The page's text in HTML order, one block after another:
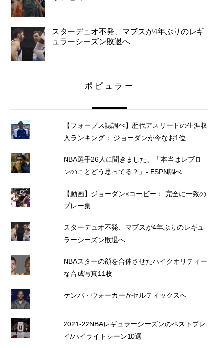
スターデュオ不発、マブスが4年ぶりのレギ
ュラーシーズン敗退へ
ポピュラー
【フォーブス誌調べ】歴代アスリートの生涯収
入ランキング： ジョーダンが今なお1位
NBA選手26人に聞きました、「本当はレブロ
ンのことどう思ってる？」- ESPN調べ
【動画】ジョーダン×コービー： 完全に一致の
プレー集
スターデュオ不発、マブスが4年ぶりのレギュ
ラーシーズン敗退へ
NBAスターの顔を合体させたハイクオリティー
な合成写真11枚
ケンバ・ウォーカーがセルティックスへ
2021-22NBAレギュラーシーズンのベストプレ
イ/ハイライトシーン10選